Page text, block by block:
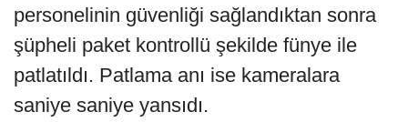
personelinin güvenliği sağlandıktan sonra
şüpheli paket kontrollü şekilde fünye ile
patlatıldı. Patlama anı ise kameralara
saniye saniye yansıdı.